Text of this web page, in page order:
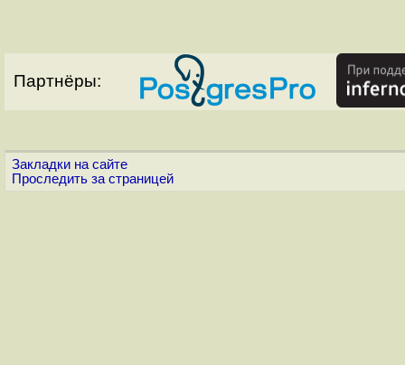
Партнёры:
Закладки на сайте
Проследить за страницей